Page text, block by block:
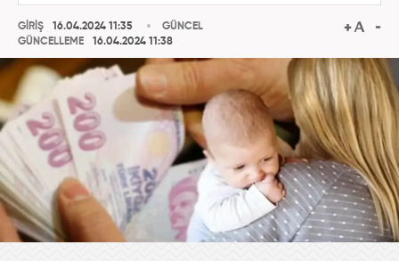
GİRİŞ
16.04.2024 11:35
GÜNCELLEME
16.04.2024 11:38
GÜNCEL